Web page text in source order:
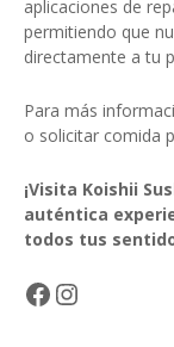
aplicaciones de
permitiendo que
directamente a tu
Para más
o solicitar comida
¡Visita Koishii
auténtica
todos tus
Facebook Instagram